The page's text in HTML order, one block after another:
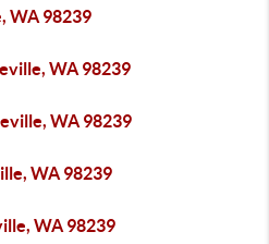
WA 98239
WA 98239
WA 98239
WA 98239
WA 98239